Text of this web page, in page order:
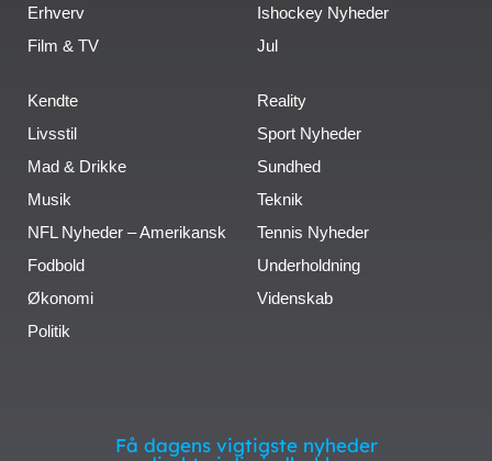
Erhverv
Film & TV
Ishockey Nyheder
Jul
Kendte
Livsstil
Mad & Drikke
Musik
NFL Nyheder – Amerikansk
Fodbold
Økonomi
Politik
Reality
Sport Nyheder
Sundhed
Teknik
Tennis Nyheder
Underholdning
Videnskab
Få dagens vigtigste nyheder